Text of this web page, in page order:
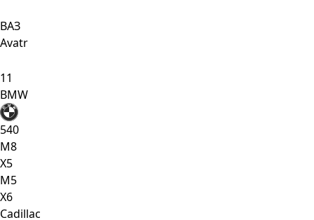
ВАЗ
Avatr
11
BMW
540
M8
X5
М5
Х6
Cadillac